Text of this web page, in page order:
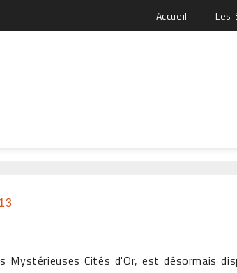
Accueil Les
Mystérieuses Cités d'Or, est désormais